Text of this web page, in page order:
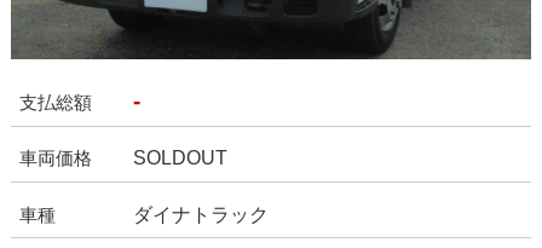
支払総額 -
車両価格 SOLDOUT
車種 ダイナトラック